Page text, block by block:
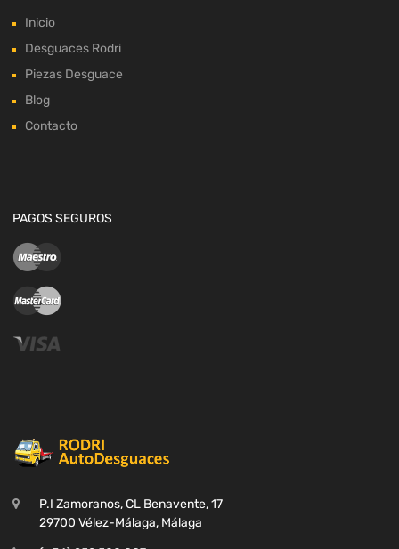
Inicio
Desguaces Rodri
Piezas Desguace
Blog
Contacto
PAGOS SEGUROS
P.I Zamoranos, CL Benavente, 17
29700 Vélez-Málaga, Málaga